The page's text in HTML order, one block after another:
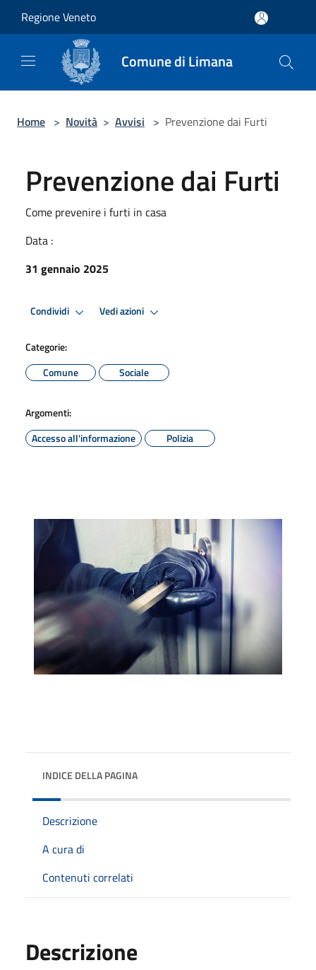
Regione Veneto
Comune di Limana
Home > Novità > Avvisi > Prevenzione dai Furti
Prevenzione dai Furti
Come prevenire i furti in casa
Data :
31 gennaio 2025
Condividi Vedi azioni
Categorie:
Comune
Sociale
Argomenti:
Accesso all'informazione
Polizia
INDICE DELLA PAGINA
Descrizione
A cura di
Contenuti correlati
Descrizione